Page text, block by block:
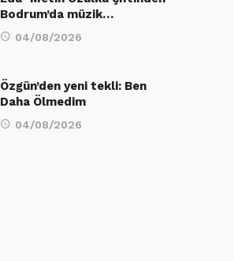
Bodrum’da müzik…
04/08/2026
Özgün’den yeni tekli: Ben
Daha Ölmedim
04/08/2026